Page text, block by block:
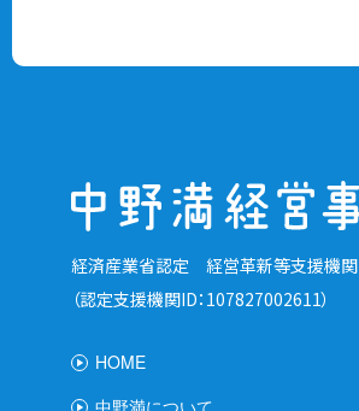
経済産業省認定 経営革新等支援機関
（認定支援機関ID：107827002611）
HOME